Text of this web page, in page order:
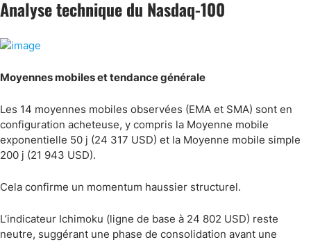
Analyse technique du Nasdaq-100
Moyennes mobiles et tendance générale
Les 14 moyennes mobiles observées (EMA et SMA) sont en
configuration acheteuse, y compris la Moyenne mobile
exponentielle 50 j (24 317 USD) et la Moyenne mobile simple
200 j (21 943 USD).
Cela confirme un momentum haussier structurel.
L’indicateur Ichimoku (ligne de base à 24 802 USD) reste
neutre, suggérant une phase de consolidation avant une